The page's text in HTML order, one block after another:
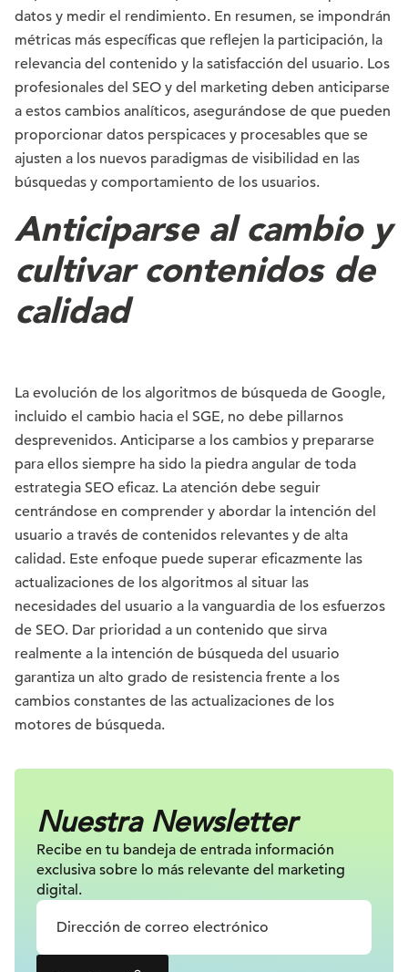
datos y medir el rendimiento. En resumen, se impondrán
métricas más específicas que reflejen la participación, la
relevancia del contenido y la satisfacción del usuario. Los
profesionales del SEO y del marketing deben anticiparse
a estos cambios analíticos, asegurándose de que pueden
proporcionar datos perspicaces y procesables que se
ajusten a los nuevos paradigmas de visibilidad en las
búsquedas y comportamiento de los usuarios.
Anticiparse al cambio y
cultivar contenidos de
calidad
La evolución de los algoritmos de búsqueda de Google,
incluido el cambio hacia el SGE, no debe pillarnos
desprevenidos. Anticiparse a los cambios y prepararse
para ellos siempre ha sido la piedra angular de toda
estrategia SEO eficaz. La atención debe seguir
centrándose en comprender y abordar la intención del
usuario a través de contenidos relevantes y de alta
calidad. Este enfoque puede superar eficazmente las
actualizaciones de los algoritmos al situar las
necesidades del usuario a la vanguardia de los esfuerzos
de SEO. Dar prioridad a un contenido que sirva
realmente a la intención de búsqueda del usuario
garantiza un alto grado de resistencia frente a los
cambios constantes de las actualizaciones de los
motores de búsqueda.
Nuestra Newsletter
Recibe en tu bandeja de entrada información
exclusiva sobre lo más relevante del marketing
digital.